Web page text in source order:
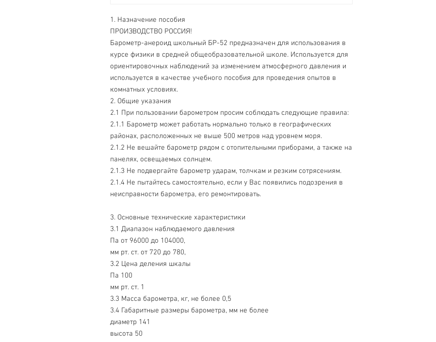
1. Назначение пособия
ПРОИЗВОДСТВО РОССИЯ!
Барометр-анероид школьный БР-52 предназначен для использования в
курсе физики в средней общеобразовательной школе. Используется для
ориентировочных наблюдений за изменением атмосферного давления и
используется в качестве учебного пособия для проведения опытов в
комнатных условиях.
2. Общие указания
2.1 При пользовании барометром просим соблюдать следующие правила:
2.1.1 Барометр может работать нормально только в географических
районах, расположенных не выше 500 метров над уровнем моря.
2.1.2 Не вешайте барометр рядом с отопительными приборами, а также на
панелях, освещаемых солнцем.
2.1.3 Не подвергайте барометр ударам, толчкам и резким сотрясениям.
2.1.4 Не пытайтесь самостоятельно, если у Вас появились подозрения в
неисправности барометра, его ремонтировать.
3. Основные технические характеристики
3.1 Диапазон наблюдаемого давления
Па от 96000 до 104000,
мм рт. ст. от 720 до 780,
3.2 Цена деления шкалы
Па 100
мм рт. ст. 1
3.3 Масса барометра, кг, не более 0,5
3.4 Габаритные размеры барометра, мм не более
диаметр 141
высота 50